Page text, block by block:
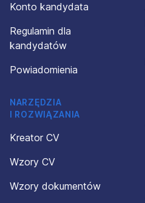
Konto kandydata
Regulamin dla
kandydatów
Powiadomienia
NARZĘDZIA
I ROZWIĄZANIA
Kreator CV
Wzory CV
Wzory dokumentów